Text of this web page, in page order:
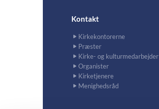
Kontakt
Kirkekontorerne
Præster
Kirke- og kulturmedarbejder
Organister
Kirketjenere
Menighedsråd